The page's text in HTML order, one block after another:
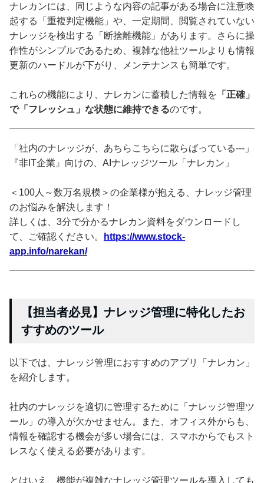
ナレカンには、同じような内容の記事がある場合に注意喚
起する「重複判定機能」や、一定期間、閲覧されていない
ナレッジを検出する「断捨離機能」があります。さらに操
作性がシンプルであるため、複雑な他社ツールよりも情報
更新のハードルが下がり、メンテナンスも簡単です。
これらの機能により、ナレカンに蓄積した情報を 「正確」
で「フレッシュ」な状態に維持できるのです。
「社内のナレッジが、あちらこちらに散らばっている---」
『非IT企業』向けの、AIナレッジツール「ナレカン」
＜100人～数万名規模＞の企業様が抱える、ナレッジ管理
のお悩みを解決します！
詳しくは、3分で分かるナレカン資料をダウンロードし
て、ご確認ください。
https://www.stock-
app.info/narekan/
【担当者必見】ナレッジ管理に特化したお
すすめのツール
以下では、ナレッジ管理におすすめのアプリ「ナレカン」
を紹介します。
社内のナレッジを適切に管理するために「ナレッジ管理ツ
ール」の導入が欠かせません。また、オフィス外からも、
情報を確認する機会が多い場合には、スマホからでもスト
レスなく使える必要があります。
とはいえ、機能が複雑なナレッジ管理ツールを導入しても